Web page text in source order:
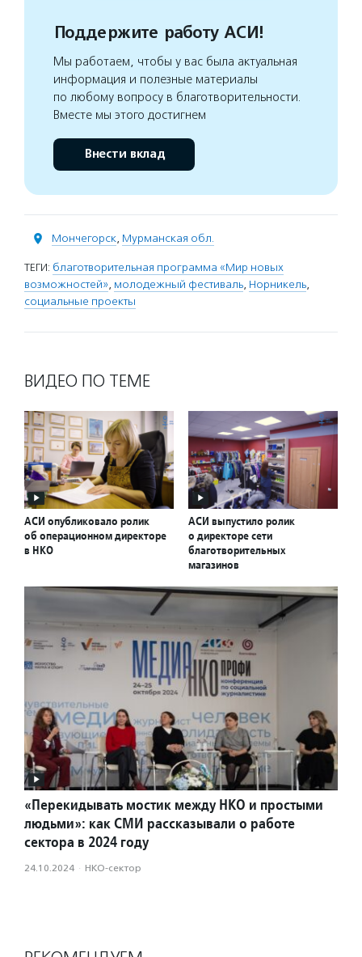
Поддержите работу АСИ!
Мы работаем, чтобы у вас была актуальная
информация и полезные материалы
по любому вопросу в благотворительности.
Вместе мы этого достигнем
Внести вклад
Мончегорск, Мурманская обл.
ТЕГИ: благотворительная программа «Мир новых
возможностей», молодежный фестиваль, Норникель,
социальные проекты
ВИДЕО ПО ТЕМЕ
АСИ опубликовало ролик
об операционном директоре
в НКО
АСИ выпустило ролик
о директоре сети
благотворительных
магазинов
«Перекидывать мостик между НКО и простыми
людьми»: как СМИ рассказывали о работе
сектора в 2024 году
24.10.2024 · НКО-сектор